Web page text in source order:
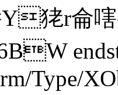
狫r侖嗐
Type/